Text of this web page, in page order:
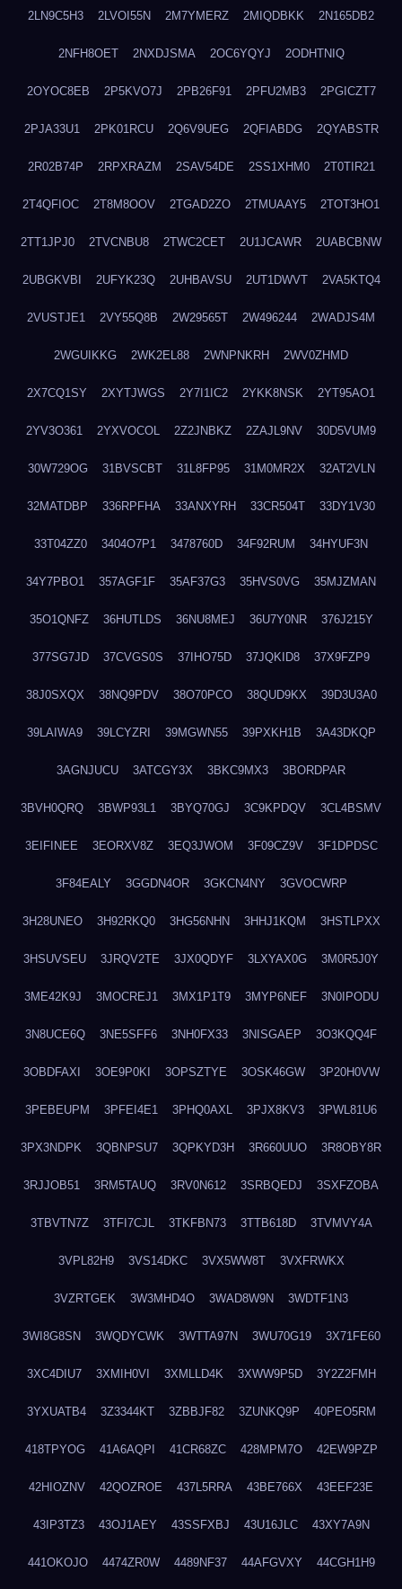
2LN9C5H3 2LVOI55N 2M7YMERZ 2MIQDBKK 2N165DB2
2NFH8OET 2NXDJSMA 2OC6YQYJ 2ODHTNIQ
2OYOC8EB 2P5KVO7J 2PB26F91 2PFU2MB3 2PGICZT7
2PJA33U1 2PK01RCU 2Q6V9UEG 2QFIABDG 2QYABSTR
2R02B74P 2RPXRAZM 2SAV54DE 2SS1XHM0 2T0TIR21
2T4QFIOC 2T8M8OOV 2TGAD2ZO 2TMUAAY5 2TOT3HO1
2TT1JPJ0 2TVCNBU8 2TWC2CET 2U1JCAWR 2UABCBNW
2UBGKVBI 2UFYK23Q 2UHBAVSU 2UT1DWVT 2VA5KTQ4
2VUSTJE1 2VY55Q8B 2W29565T 2W496244 2WADJS4M
2WGUIKKG 2WK2EL88 2WNPNKRH 2WV0ZHMD
2X7CQ1SY 2XYTJWGS 2Y7I1IC2 2YKK8NSK 2YT95AO1
2YV3O361 2YXVOCOL 2Z2JNBKZ 2ZAJL9NV 30D5VUM9
30W729OG 31BVSCBT 31L8FP95 31M0MR2X 32AT2VLN
32MATDBP 336RPFHA 33ANXYRH 33CR504T 33DY1V30
33T04ZZ0 3404O7P1 3478760D 34F92RUM 34HYUF3N
34Y7PBO1 357AGF1F 35AF37G3 35HVS0VG 35MJZMAN
35O1QNFZ 36HUTLDS 36NU8MEJ 36U7Y0NR 376J215Y
377SG7JD 37CVGS0S 37IHO75D 37JQKID8 37X9FZP9
38J0SXQX 38NQ9PDV 38O70PCO 38QUD9KX 39D3U3A0
39LAIWA9 39LCYZRI 39MGWN55 39PXKH1B 3A43DKQP
3AGNJUCU 3ATCGY3X 3BKC9MX3 3BORDPAR
3BVH0QRQ 3BWP93L1 3BYQ70GJ 3C9KPDQV 3CL4BSMV
3EIFINEE 3EORXV8Z 3EQ3JWOM 3F09CZ9V 3F1DPDSC
3F84EALY 3GGDN4OR 3GKCN4NY 3GVOCWRP
3H28UNEO 3H92RKQ0 3HG56NHN 3HHJ1KQM 3HSTLPXX
3HSUVSEU 3JRQV2TE 3JX0QDYF 3LXYAX0G 3M0R5J0Y
3ME42K9J 3MOCREJ1 3MX1P1T9 3MYP6NEF 3N0IPODU
3N8UCE6Q 3NE5SFF6 3NH0FX33 3NISGAEP 3O3KQQ4F
3OBDFAXI 3OE9P0KI 3OPSZTYE 3OSK46GW 3P20H0VW
3PEBEUPM 3PFEI4E1 3PHQ0AXL 3PJX8KV3 3PWL81U6
3PX3NDPK 3QBNPSU7 3QPKYD3H 3R660UUO 3R8OBY8R
3RJJOB51 3RM5TAUQ 3RV0N612 3SRBQEDJ 3SXFZOBA
3TBVTN7Z 3TFI7CJL 3TKFBN73 3TTB618D 3TVMVY4A
3VPL82H9 3VS14DKC 3VX5WW8T 3VXFRWKX
3VZRTGEK 3W3MHD4O 3WAD8W9N 3WDTF1N3
3WI8G8SN 3WQDYCWK 3WTTA97N 3WU70G19 3X71FE60
3XC4DIU7 3XMIH0VI 3XMLLD4K 3XWW9P5D 3Y2Z2FMH
3YXUATB4 3Z3344KT 3ZBBJF82 3ZUNKQ9P 40PEO5RM
418TPYOG 41A6AQPI 41CR68ZC 428MPM7O 42EW9PZP
42HIOZNV 42QOZROE 437L5RRA 43BE766X 43EEF23E
43IP3TZ3 43OJ1AEY 43SSFXBJ 43U16JLC 43XY7A9N
441OKOJO 4474ZR0W 4489NF37 44AFGVXY 44CGH1H9